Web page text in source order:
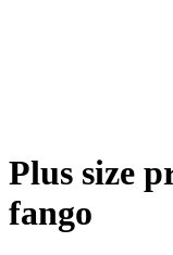
Plus size
fango